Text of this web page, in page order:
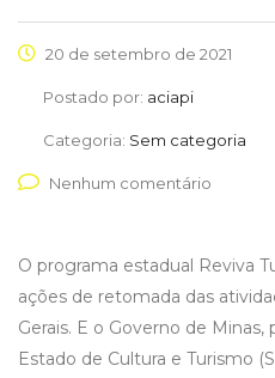
20 de setembro de 2021
Postado por: aciapi
Categoria: Sem categoria
Nenhum comentário
O programa estadual Reviva
ações de retomada das
Gerais. E o Governo de
Estado de Cultura e Turismo